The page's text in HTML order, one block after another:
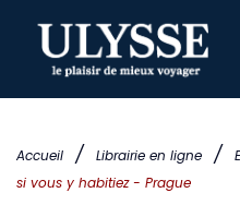
Accueil / Librairie en ligne /
si vous y habitiez - Prague